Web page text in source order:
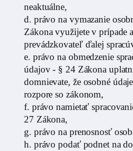
neaktuálne,
d. právo na vymazanie
Zákona využijete v prípade
prevádzkovateľ ďalej
e. právo na obmedzenie
údajov - § 24 Zákona
domnievate, že osobné
rozpore so zákonom,
f. právo namietať
27 Zákona,
g. právo na prenosnosť
h. právo podať podnet na